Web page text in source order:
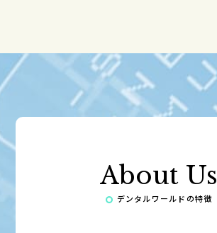
About Us
デンタルワールドの特徴